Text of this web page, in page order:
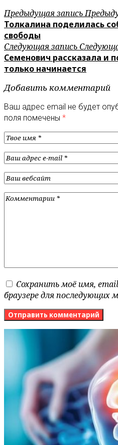
Предыдущая запись
Толкалина поделилась
свободы
Следующая запись
Семенович рассказала и
только начинается
Добавить комментарий
Ваш адрес email не будет
поля помечены *
Сохранить моё имя,
браузере для последующих